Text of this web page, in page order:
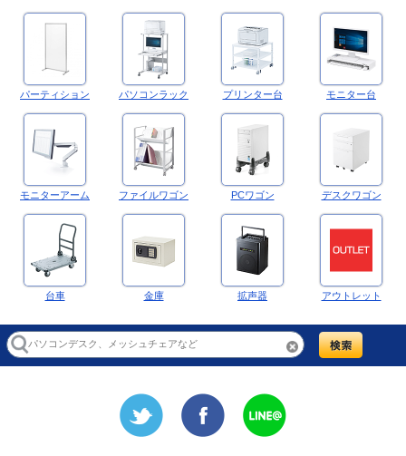
パーティション パソコンラック プリンター台 モニター台
モニターアーム ファイルワゴン PCワゴン デスクワゴン
台車 金庫 拡声器 アウトレット